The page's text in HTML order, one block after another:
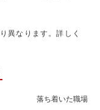
異なります。詳しく
落ち着いた職場